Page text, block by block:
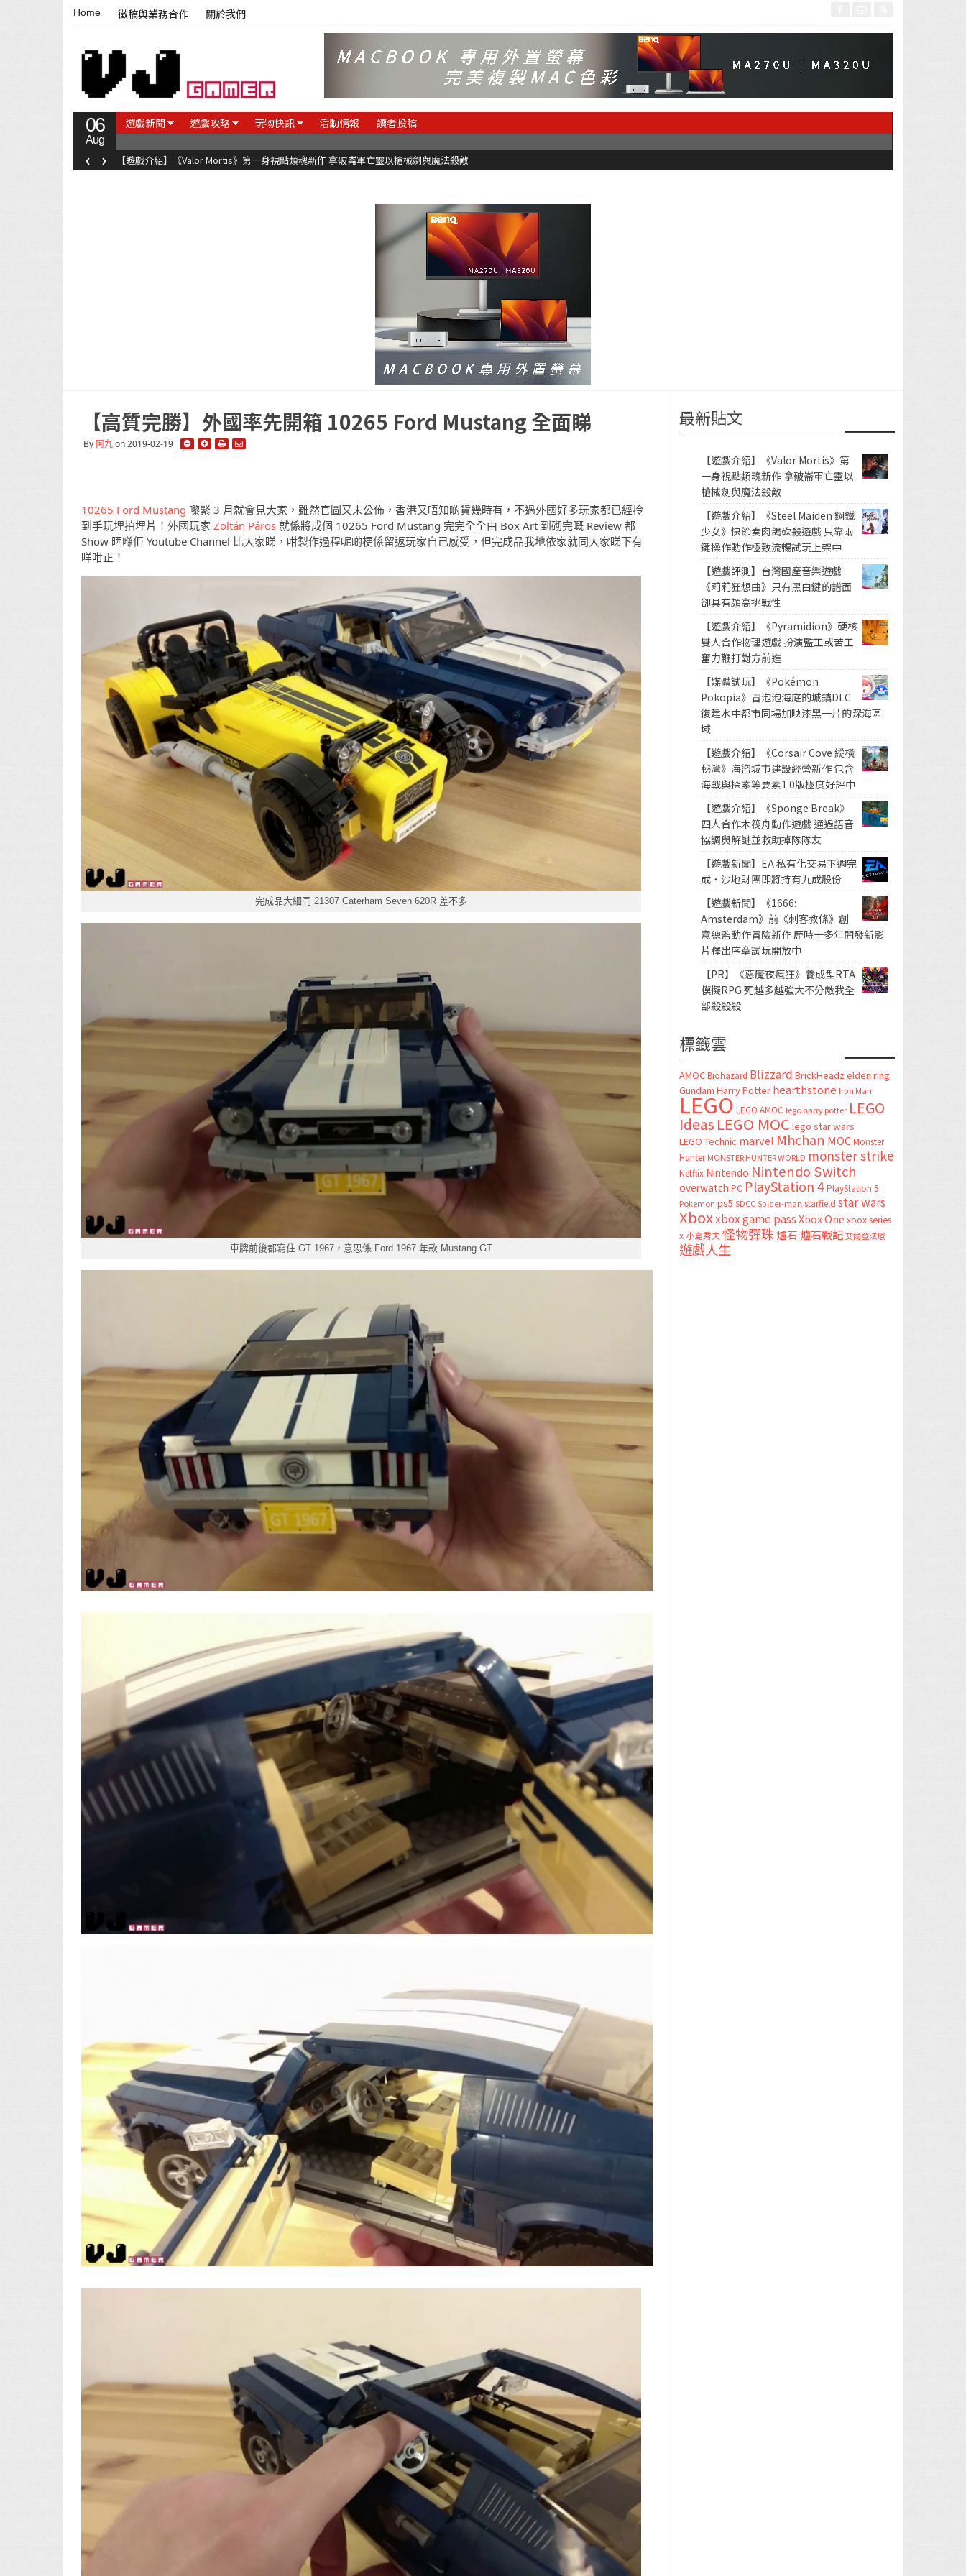
Home 徵稿與業務合作 關於我們
06
Aug
遊戲新聞 遊戲攻略 玩物快訊 活動情報 讀者投稿
【遊戲介紹】《Valor Mortis》第一身視點類魂新作 拿破崙軍亡靈以槍械劍與魔法殺敵
‹ ›
【高質完勝】外國率先開箱 10265 Ford Mustang 全面睇
By 阿九on 2019-02-19
10265 Ford Mustang 嚟緊 3 月就會見大家，雖然官圖又未公佈，香港又唔知啲貨幾時有，不過外國好多玩家都已經拎
到手玩埋拍埋片！外國玩家 Zoltán Páros 就係將成個 10265 Ford Mustang 完完全全由 Box Art 到砌完嘅 Review 都
Show 晒喺佢 Youtube Channel 比大家睇，咁製作過程呢啲梗係留返玩家自己感受，但完成品我地依家就同大家睇下有
咩咁正！
完成品大細同 21307 Caterham Seven 620R 差不多
車牌前後都寫住 GT 1967，意思係 Ford 1967 年款 Mustang GT
最新貼文
【遊戲介紹】《Valor Mortis》第
一身視點類魂新作 拿破崙軍亡靈以
槍械劍與魔法殺敵
【遊戲介紹】《Steel Maiden 鋼鐵
少女》快節奏肉鴿砍殺遊戲 只靠兩
鍵操作動作極致流暢試玩上架中
【遊戲評測】台灣國產音樂遊戲
《莉莉狂想曲》只有黑白鍵的譜面
卻具有頗高挑戰性
【遊戲介紹】《Pyramidion》硬核
雙人合作物理遊戲 扮演監工或苦工
奮力鞭打對方前進
【媒體試玩】《Pokémon
Pokopia》冒泡泡海底的城鎮DLC
復建水中都市同場加映漆黑一片的深海區
域
【遊戲介紹】《Corsair Cove 縱橫
秘灣》海盜城市建設經營新作 包含
海戰與探索等要素1.0版極度好評中
【遊戲介紹】《Sponge Break》
四人合作木筏舟動作遊戲 通過語音
協調與解謎並救助掉隊隊友
【遊戲新聞】EA 私有化交易下週完
成・沙地財團即將持有九成股份
【遊戲新聞】《1666:
Amsterdam》前《刺客教條》創
意總監動作冒險新作 歷時十多年開發新影
片釋出序章試玩開放中
【PR】《惡魔夜瘋狂》養成型RTA
模擬RPG 死越多越強大不分敵我全
部殺殺殺
標籤雲
AMOC Biohazard Blizzard BrickHeadz elden ring
Gundam Harry Potter hearthstone Iron Man
LEGO LEGO AMOC lego harry potter LEGO
Ideas LEGO MOC lego star wars
LEGO Technic marvel Mhchan MOC Monster
Hunter MONSTER HUNTER WORLD monster strike
Netflix Nintendo Nintendo Switch
overwatch PC PlayStation 4 PlayStation 5
Pokemon ps5 SDCC Spider-man starfield star wars
Xboxxbox game passXbox One xbox series
x 小島秀夫怪物彈珠 爐石 爐石戰記艾爾登法環
遊戲人生